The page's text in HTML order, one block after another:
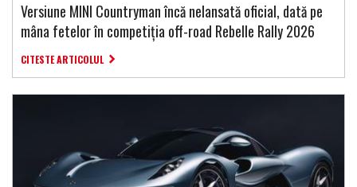
Versiune MINI Countryman încă nelansată oficial, dată pe
mâna fetelor în competiția off-road Rebelle Rally 2026
CITESTE ARTICOLUL